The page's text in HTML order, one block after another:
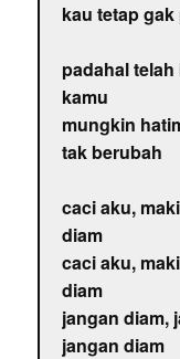
kau tetap
padahal
kamu
mungkin
tak berubah
caci aku,
diam
caci aku,
diam
jangan diam,
jangan diam